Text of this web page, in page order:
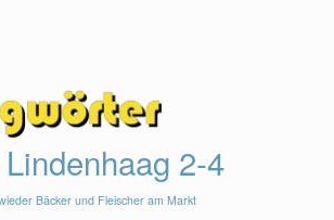
2-4
Bäcker und Fleischer am Markt